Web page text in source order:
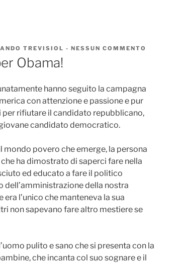
TREVISIOL - NESSUN COMMENTO
Obama!
hanno seguito la campagna
con attenzione e passione e pur
rifiutare il candidato repubblicano,
candidato democratico.
mondo povero che emerge, la persona
ha dimostrato di saperci fare nella
ed educato a fare il politico
dell’amministrazione della nostra
l’unico che manteneva la sua
non sapevano fare altro mestiere se
pulito e sano che si presenta con la
che incanta col suo sognare e il